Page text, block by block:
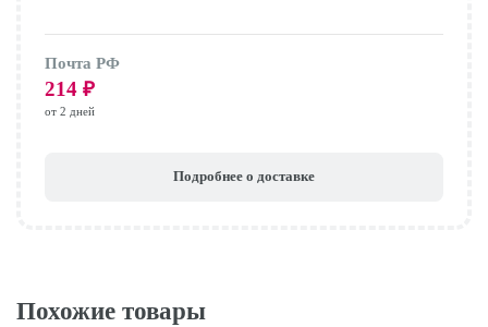
Почта РФ
214 ₽
от 2 дней
Подробнее о доставке
Похожие товары